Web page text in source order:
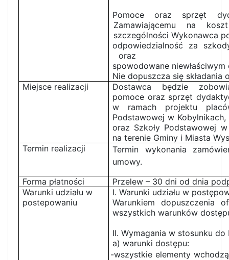
Pomoce oraz sprzęt
Zamawiającemu na
szczególności Wykonawca
odpowiedzialność za
oraz
spowodowane
Nie dopuszcza się
Miejsce realizacji
Dostawca będzie
pomoce oraz sprzęt
w ramach projektu
Podstawowej w
oraz Szkoły Podstawowej
na terenie Gminy i Miasta
Termin realizacji
Termin wykonania
umowy.
Forma płatności
Przelew – 30 dni od dnia
Warunki udziału w
postepowaniu
I. Warunki udziału w
Warunkiem dopuszczenia
wszystkich warunków
II. Wymagania w stosunku
a) warunki dostępu:
-wszystkie elementy